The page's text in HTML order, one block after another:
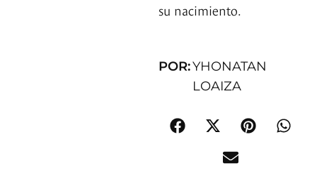
su nacimiento.
POR:YHONATAN
LOAIZA